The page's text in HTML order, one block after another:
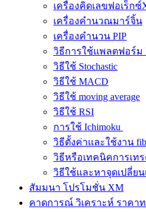
เครื่องคิดเลขฟอเร็กซ์
เครื่องคำนวณมาร์จิ้น
เครื่องคำนวน PIP
วิธีการใช้แพลตฟอร์ม
วิธีใช้ Stochastic
วิธีใช้ MACD
วิธีใช้ moving average
วิธีใช้ RSI
การใช้ Ichimoku
วิธีตั้งค่าและใช้งาน
วิธีหรือเทคนิคการเทร
วิธีใช้และหาจุดเปลี่ยน
สัมมนา โปรโมชั่น XM
คาดการณ์ วิเคราะห์ ราคา